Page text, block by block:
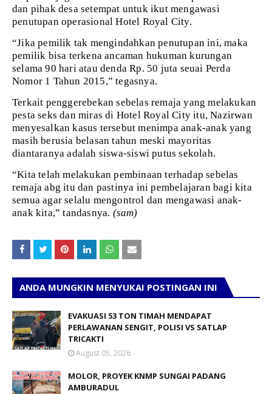
dan pihak desa setempat untuk ikut mengawasi
penutupan operasional Hotel Royal City.
“Jika pemilik tak mengindahkan penutupan ini, maka
pemilik bisa terkena ancaman hukuman kurungan
selama 90 hari atau denda Rp. 50 juta seuai Perda
Nomor 1 Tahun 2015,” tegasnya.
Terkait penggerebekan sebelas remaja yang melakukan
pesta seks dan miras di Hotel Royal City itu, Nazirwan
menyesalkan kasus tersebut menimpa anak-anak yang
masih berusia belasan tahun meski mayoritas
diantaranya adalah siswa-siswi putus sekolah.
“Kita telah melakukan pembinaan terhadap sebelas
remaja abg itu dan pastinya ini pembelajaran bagi kita
semua agar selalu mengontrol dan mengawasi anak-
anak kita,” tandasnya. (sam)
ANDA MUNGKIN MENYUKAI POSTINGAN INI
EVAKUASI 53 TON TIMAH MENDAPAT
PERLAWANAN SENGIT, POLISI VS SATLAP
TRICAKTI
August 05, 2026
MOLOR, PROYEK KNMP SUNGAI PADANG
AMBURADUL